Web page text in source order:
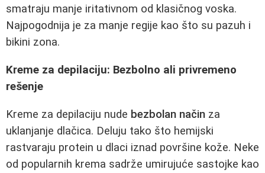
smatraju manje iritativnom od klasičnog voska.
Najpogodnija je za manje regije kao što su pazuh i
bikini zona.
Kreme za depilaciju: Bezbolno ali privremeno
rešenje
Kreme za depilaciju nude bezbolan način za
uklanjanje dlačica. Deluju tako što hemijski
rastvaraju protein u dlaci iznad površine kože. Neke
od popularnih krema sadrže umirujuće sastojke kao